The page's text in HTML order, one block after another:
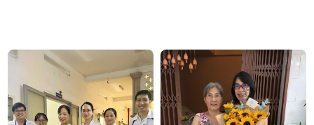
cành hoa như một cánh bay mềm mại, gửi gắm
thông điệp về sự vươn lên, may mắn và vẻ đẹp bền
lâu.
Công ty TNHH Hoa Tươi FLOWERSIGHT – Shop